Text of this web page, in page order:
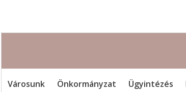
Városunk Önkormányzat Ügyintézés